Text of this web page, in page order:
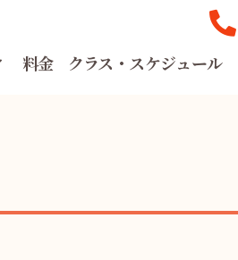
料金 クラス・スケジュール